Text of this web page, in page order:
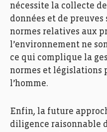
nécessite la collecte
données et de
normes relatives aux
l’environnement ne
ce qui complique la
normes et législations
l’homme.
Enfin, la future
diligence raisonnable